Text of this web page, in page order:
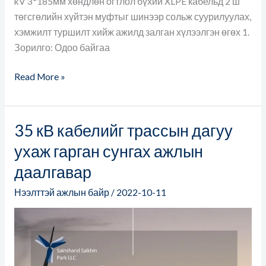
төгсгөлийн хүйтэн муфтыг шинээр сольж суурилуулах,
хэмжилт туршилт хийж ажилд залган хүлээлгэн өгөх 1.
Зорилго: Одоо байгаа
Read More »
35 кВ кабелийг трассын дагуу
ухаж гарган сунгах ажлын
даалгавар
Нээлттэй ажлын байр/ 2022-10-11
35
кабелийг
трассын
дагуу
гарган
сунгах